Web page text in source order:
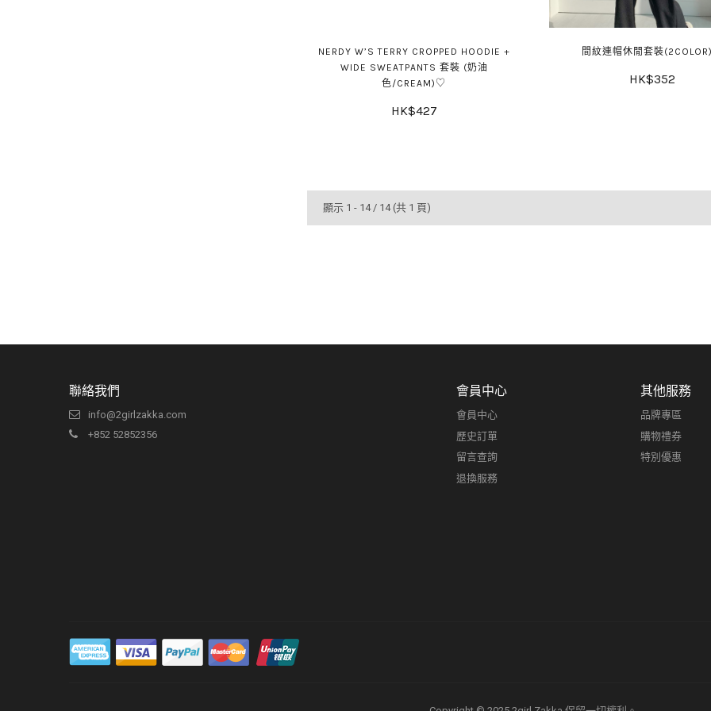
NERDY W’S TERRY CROPPED HOODIE +
WIDE SWEATPANTS 套裝 (奶油
色/CREAM)♡
HK$427
間紋連帽休閒套裝
HK$352
顯示 1 - 14 / 14 (共 1 頁)
聯絡我們
info@2girlzakka.com
+852 52852356
會員中心
會員中心
歷史訂單
留言查詢
退換服務
其他服務
品牌專區
購物禮券
特別優惠